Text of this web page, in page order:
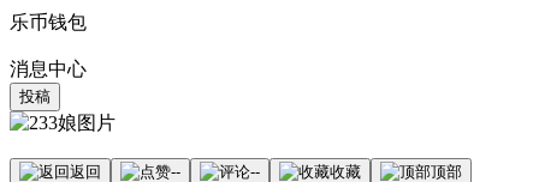
乐币钱包
消息中心
投稿
返回 -- -- 收藏 顶部